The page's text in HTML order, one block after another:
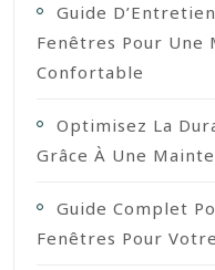
Guide
Fenêtres Pour Une
Confortable
Optimisez La
Grâce À Une
Guide Complet
Fenêtres Pour